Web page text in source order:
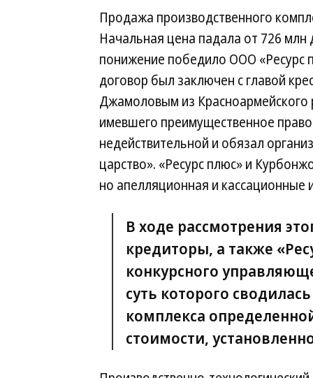
Продажа производственного
Начальная цена падала от 726 млн
понижение победило ООО «Ресурс
договор был заключен с главой
Джамоловым из
имевшего преимущественное
недействительной и обязал
царство». «Ресурс плюс» и
но апелляционная и кассационные
В ходе рассмотрения
кредиторы, а также
конкурсного
суть которого
комплекса
стоимости,